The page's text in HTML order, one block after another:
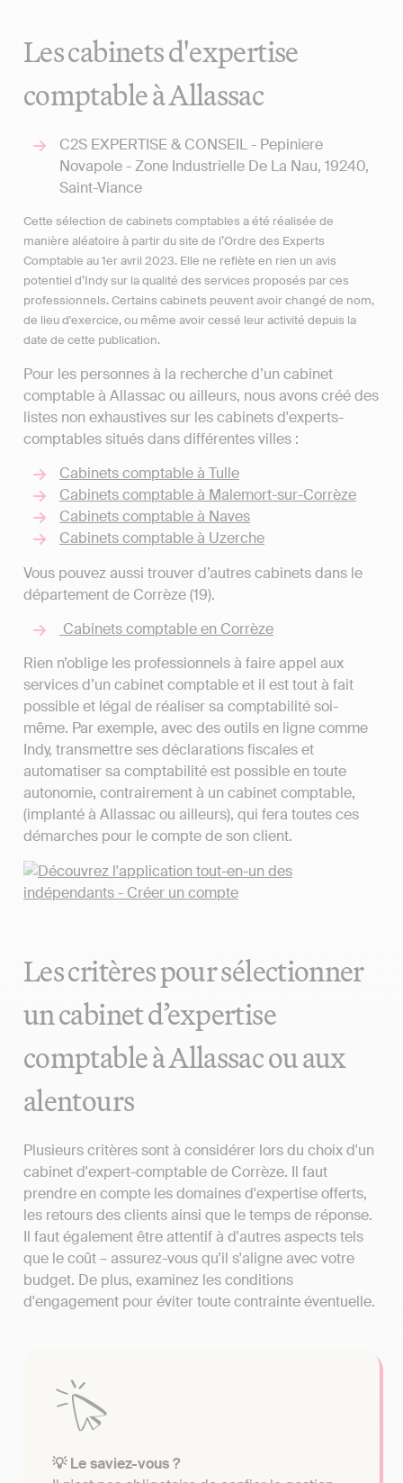
Les cabinets d'expertise
comptable à Allassac
C2S EXPERTISE & CONSEIL - Pepiniere
Novapole - Zone Industrielle De La Nau, 19240,
Saint-Viance
Cette sélection de cabinets comptables a été réalisée de
manière aléatoire à partir du site de l’Ordre des Experts
Comptable au 1er avril 2023. Elle ne reflète en rien un avis
potentiel d’Indy sur la qualité des services proposés par ces
professionnels. Certains cabinets peuvent avoir changé de nom,
de lieu d'exercice, ou même avoir cessé leur activité depuis la
date de cette publication.
Pour les personnes à la recherche d’un cabinet
comptable à Allassac ou ailleurs, nous avons créé des
listes non exhaustives sur les cabinets d'experts-
comptables situés dans différentes villes :
Cabinets comptable à Tulle
Cabinets comptable à Malemort-sur-Corrèze
Cabinets comptable à Naves
Cabinets comptable à Uzerche
Vous pouvez aussi trouver d’autres cabinets dans le
département de Corrèze (19).
Cabinets comptable en Corrèze
Rien n’oblige les professionnels à faire appel aux
services d’un cabinet comptable et il est tout à fait
possible et légal de réaliser sa comptabilité soi-
même. Par exemple, avec des outils en ligne comme
Indy, transmettre ses déclarations fiscales et
automatiser sa comptabilité est possible en toute
autonomie, contrairement à un cabinet comptable,
(implanté à Allassac ou ailleurs), qui fera toutes ces
démarches pour le compte de son client.
Les critères pour sélectionner
un cabinet d’expertise
comptable à Allassac ou aux
alentours
Plusieurs critères sont à considérer lors du choix d'un
cabinet d'expert-comptable de Corrèze. Il faut
prendre en compte les domaines d'expertise offerts,
les retours des clients ainsi que le temps de réponse.
Il faut également être attentif à d'autres aspects tels
que le coût – assurez-vous qu'il s'aligne avec votre
budget. De plus, examinez les conditions
d'engagement pour éviter toute contrainte éventuelle.
💡 Le saviez-vous ?